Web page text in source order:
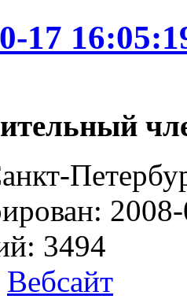
17
3494
Вебсайт